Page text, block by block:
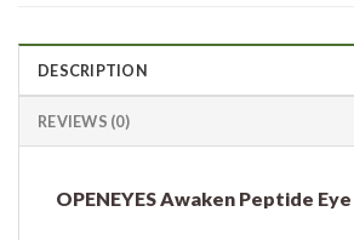
DESCRIPTION
REVIEWS (0)
OPENEYES Awaken Peptide